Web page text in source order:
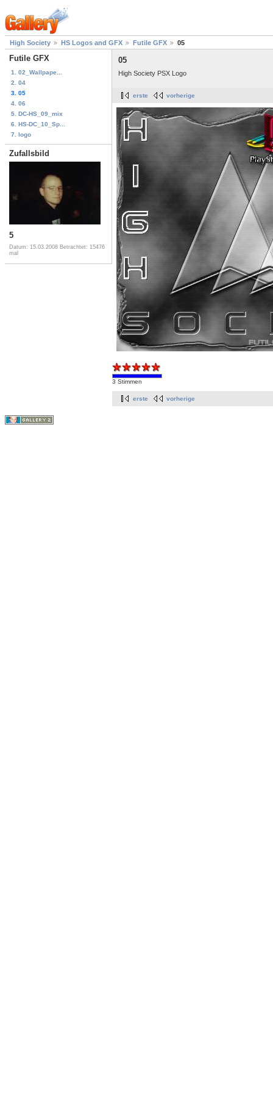
High Society HS Logos and GFX Futile GFX 05
Futile GFX
1. 02_Wallpape...
2. 04
3. 05
4. 06
5. DC-HS_09_mix
6. HS-DC_10_Sp...
7. logo
Zufallsbild
5
Datum: 15.03.2008 Betrachtet: 15476
mal
05
High Society PSX Logo
erste vorherige
3 Stimmen
erste vorherige